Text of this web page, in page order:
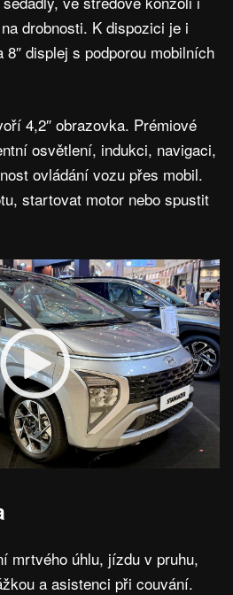
drobnosti. K dispozici je i
displej s podporou mobilních
4,2″ obrazovka. Prémiové
osvětlení, indukci, navigaci,
ovládání vozu přes mobil.
startovat motor nebo spustit
mrtvého úhlu, jízdu v pruhu,
a asistenci při couvání.